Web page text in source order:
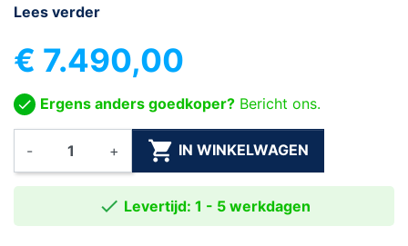
Lees verder
€ 7.490,00
Ergens anders goedkoper? Bericht ons.
- +  IN WINKELWAGEN
 Levertijd: 1 - 5 werkdagen